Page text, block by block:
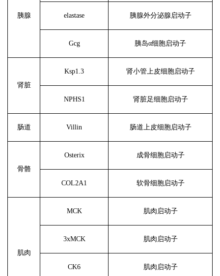
胰腺 elastase 胰腺外分泌腺启动子
Gcg 胰岛α细胞启动子
肾脏
Ksp1.3 肾小管上皮细胞启动子
NPHS1 肾脏足细胞启动子
肠道 Villin 肠道上皮细胞启动子
骨骼
Osterix 成骨细胞启动子
COL2A1 软骨细胞启动子
肌肉
MCK 肌肉启动子
3xMCK 肌肉启动子
CK6 肌肉启动子